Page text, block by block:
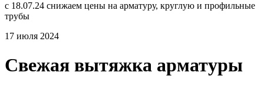
с 18.07.24 снижаем цены на арматуру, круглую и профильные
трубы
17 июля 2024
Свежая вытяжка арматуры